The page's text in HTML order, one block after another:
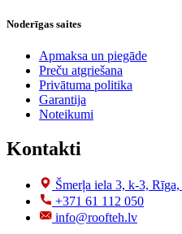
Noderīgas saites
Apmaksa un piegāde
Preču atgriešana
Privātuma politika
Garantija
Noteikumi
Kontakti
Šmerļa iela 3, k-3,
+371 61 112 050
info@roofteh.lv